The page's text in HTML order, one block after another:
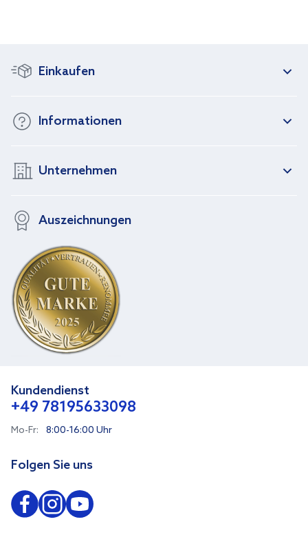
Einkaufen
Informationen
Unternehmen
Auszeichnungen
Kundendienst
+49 78195633098
Mo-Fr: 8:00-16:00 Uhr
Folgen Sie uns